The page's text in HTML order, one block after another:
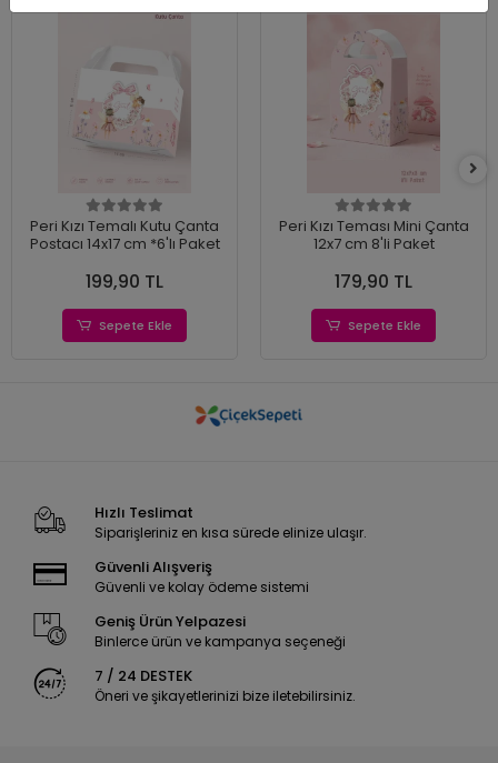
Peri Kızı Temalı Kutu Çanta
Postacı 14x17 cm *6'lı Paket
199,90 TL
Sepete Ekle
Peri Kızı Teması Mini Çanta
12x7 cm 8'li Paket
179,90 TL
Sepete Ekle
Hızlı Teslimat
Siparişleriniz en kısa sürede elinize ulaşır.
Güvenli Alışveriş
Güvenli ve kolay ödeme sistemi
Geniş Ürün Yelpazesi
Binlerce ürün ve kampanya seçeneği
7 / 24 DESTEK
Öneri ve şikayetlerinizi bize iletebilirsiniz.